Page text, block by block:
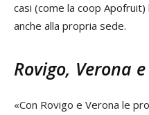
casi (come la coop
anche alla propria sede.
Rovigo, Verona
«Con Rovigo e Verona le